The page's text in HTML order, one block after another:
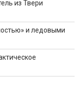
из Твери
и ледовыми